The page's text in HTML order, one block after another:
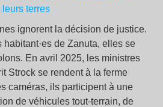
terres
ignorent la décision de justice.
de Zanuta, elles se
En avril 2025, les ministres
Strock se rendent à la ferme
caméras, ils participent à une
de véhicules tout-terrain, de